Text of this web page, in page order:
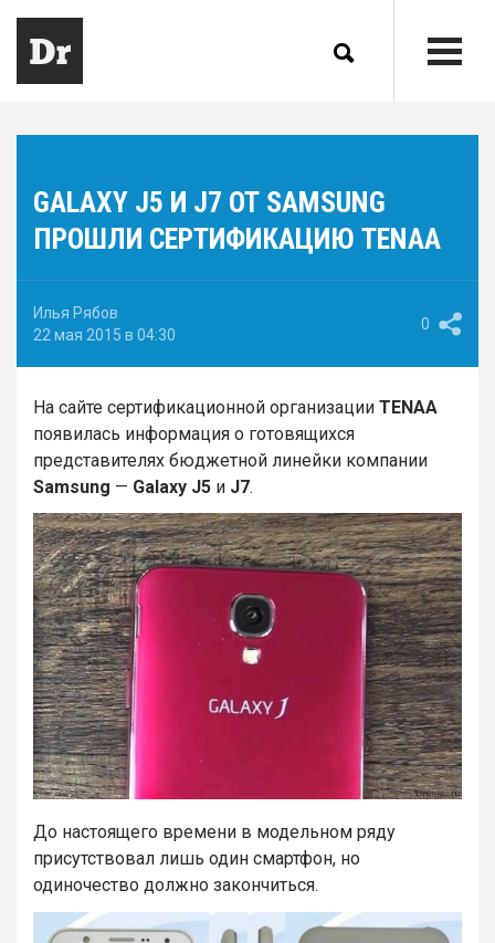
GALAXY J5 И J7 ОТ SAMSUNG
ПРОШЛИ СЕРТИФИКАЦИЮ TENAA
Илья Рябов
22 мая 2015 в 04:30
0
На сайте сертификационной организации TENAA
появилась информация о готовящихся
представителях бюджетной линейки компании
Samsung — Galaxy J5 и J7.
До настоящего времени в модельном ряду
присутствовал лишь один смартфон, но
одиночество должно закончиться.